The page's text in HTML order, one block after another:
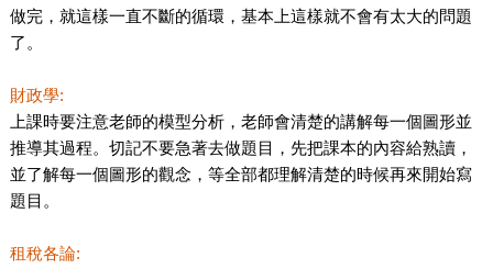
做完，就這樣一直不斷的循環，基本上這樣就不會有太大的問題
了。
財政學:
上課時要注意老師的模型分析，老師會清楚的講解每一個圖形並
推導其過程。切記不要急著去做題目，先把課本的內容給熟讀，
並了解每一個圖形的觀念，等全部都理解清楚的時候再來開始寫
題目。
租稅各論: